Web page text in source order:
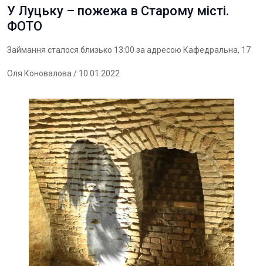
У Луцьку – пожежа в Старому місті.
ФОТО
Займання сталося близько 13:00 за адресою Кафедральна, 17
Оля Коновалова / 10.01.2022